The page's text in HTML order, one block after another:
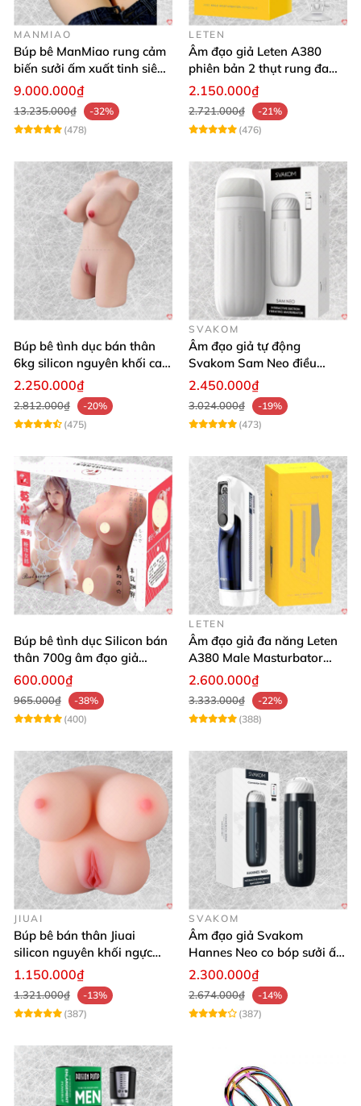
MANMIAO
Búp bê ManMiao rung cảm
biến sưởi ấm xuất tinh siêu
thực trải nghiệm
9.000.000₫
13.235.000₫
-32%
(478)
LETEN
Âm đạo giả Leten A380
phiên bản 2 thụt rung đa
chế độ, siêu mềm
2.150.000₫
2.721.000₫
-21%
(476)
Búp bê tình dục bán thân
6kg silicon nguyên khối cao
cấp giá rẻ
2.250.000₫
2.812.000₫
-20%
(475)
SVAKOM
Âm đạo giả tự động
Svakom Sam Neo điều
khiển qua app webcam cao
2.450.000₫
3.024.000₫
-19%
(473)
Búp bê tình dục Silicon bán
thân 700g âm đạo giả
nguyên khối giống thật
600.000₫
965.000₫
-38%
(400)
LETEN
Âm đạo giả đa năng Leten
A380 Male Masturbator
Version 4
2.600.000₫
3.333.000₫
-22%
(388)
JIUAI
Búp bê bán thân Jiuai
silicon nguyên khối ngực
âm đạo thật
1.150.000₫
1.321.000₫
-13%
(387)
SVAKOM
Âm đạo giả Svakom
Hannes Neo co bóp sưởi ấm
app điều khiển tiện lợi
2.300.000₫
2.674.000₫
-14%
(387)